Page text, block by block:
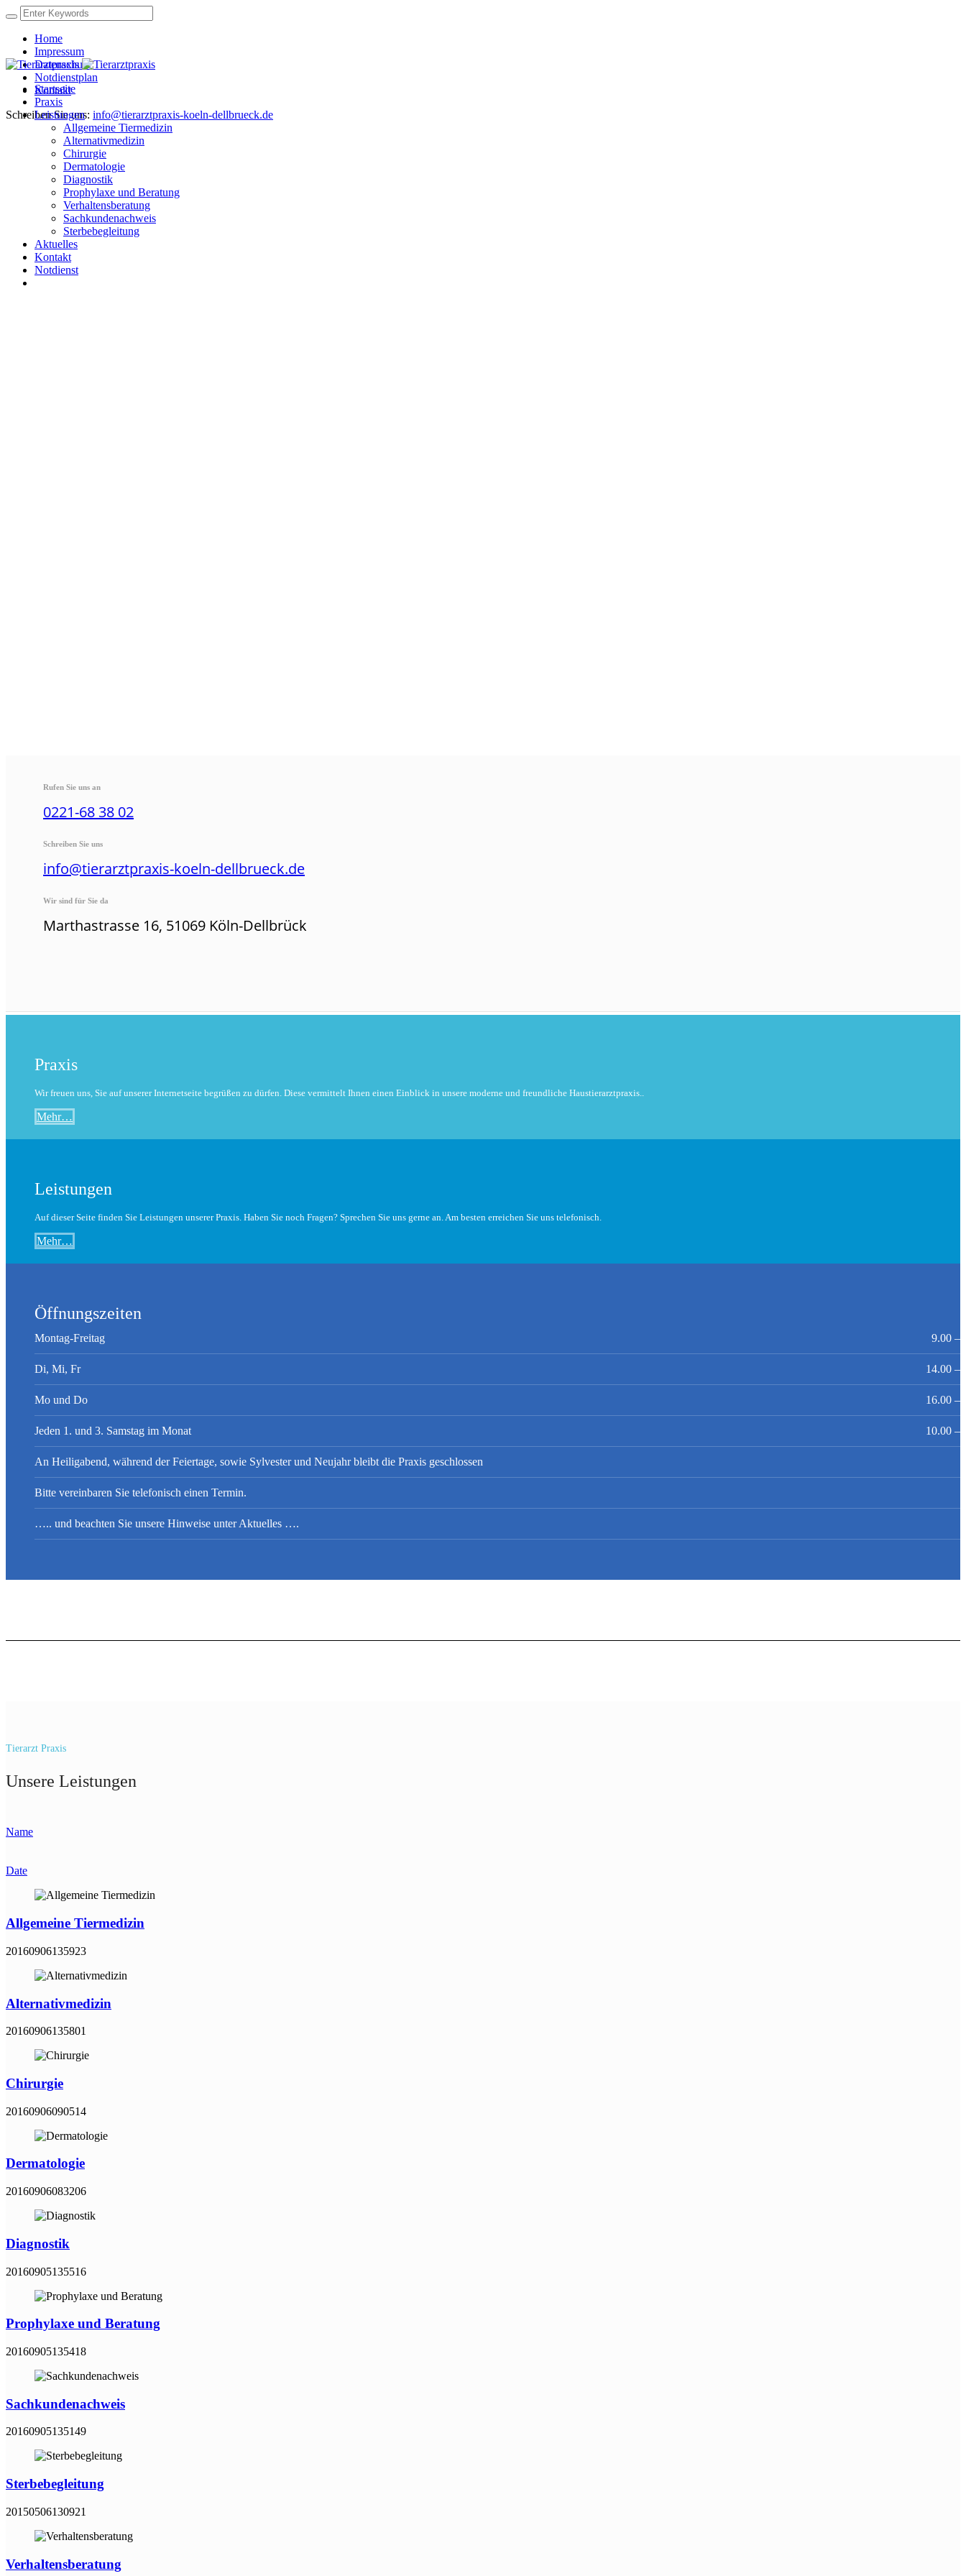
Home
Impressum
Datenschutz
Notdienstplan
Kontakt
Schreiben Sie uns: info@tierarztpraxis-koeln-dellbrueck.de
Startseite
Praxis
Leistungen
Allgemeine Tiermedizin
Alternativmedizin
Chirurgie
Dermatologie
Diagnostik
Prophylaxe und Beratung
Verhaltensberatung
Sachkundenachweis
Sterbebegleitung
Aktuelles
Kontakt
Notdienst
Rufen Sie uns an
0221-68 38 02
Schreiben Sie uns
info@tierarztpraxis-koeln-dellbrueck.de
Wir sind für Sie da
Marthastrasse 16, 51069 Köln-Dellbrück
Praxis
Wir freuen uns, Sie auf unserer Internetseite begrüßen zu dürfen. Diese vermittelt Ihnen einen Einblick in unsere moderne und freundliche Haustierarztpraxis..
Mehr…
Leistungen
Auf dieser Seite finden Sie Leistungen unserer Praxis. Haben Sie noch Fragen? Sprechen Sie uns gerne an. Am besten erreichen Sie uns telefonisch.
Mehr…
Öffnungszeiten
Montag-Freitag 9.00 –
Di, Mi, Fr 14.00 –
Mo und Do 16.00 –
Jeden 1. und 3. Samstag im Monat 10.00 –
An Heiligabend, während der Feiertage, sowie Sylvester und Neujahr bleibt die Praxis geschlossen
Bitte vereinbaren Sie telefonisch einen Termin.
….. und beachten Sie unsere Hinweise unter Aktuelles ….
Tierarzt Praxis
Unsere Leistungen
Name
Date
Allgemeine Tiermedizin
20160906135923
Alternativmedizin
20160906135801
Chirurgie
20160906090514
Dermatologie
20160906083206
Diagnostik
20160905135516
Prophylaxe und Beratung
20160905135418
Sachkundenachweis
20160905135149
Sterbebegleitung
20150506130921
Verhaltensberatung